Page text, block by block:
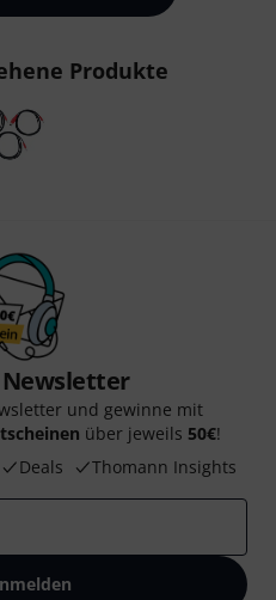
Produkte
und gewinne mit
über jeweils 50€!
Deals Thomann Insights